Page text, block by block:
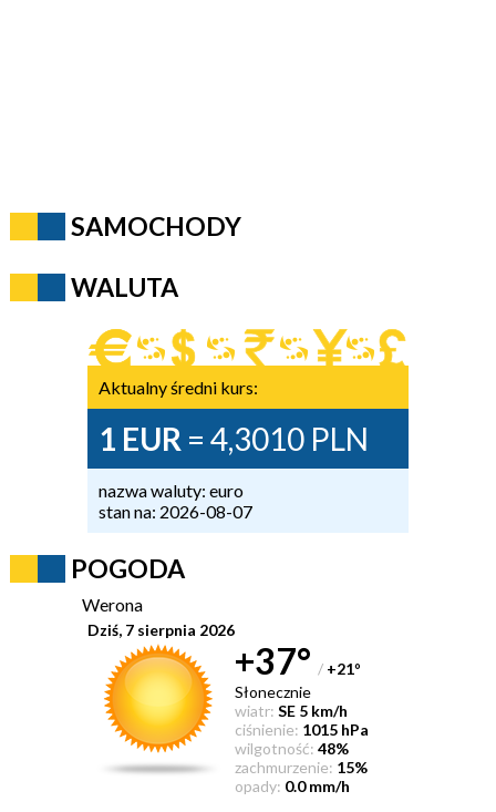
SAMOCHODY
WALUTA
Aktualny średni kurs:
1 EUR = 4,3010 PLN
nazwa waluty: euro
stan na: 2026-08-07
POGODA
Werona
Dziś, 7 sierpnia 2026
+37° / +21°
Słonecznie
wiatr: SE 5 km/h
ciśnienie: 1015 hPa
wilgotność: 48%
zachmurzenie: 15%
opady: 0.0 mm/h